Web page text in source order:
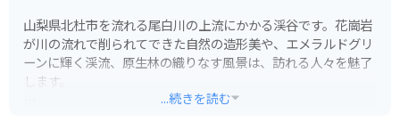
山梨県北杜市を流れる尾白川の上流にかかる渓谷です。花崗岩
が川の流れで削られてできた自然の造形美や、エメラルドグリ
ーンに輝く渓流、原生林の織りなす風景は、訪れる人々を魅了
します。
...続きを読む